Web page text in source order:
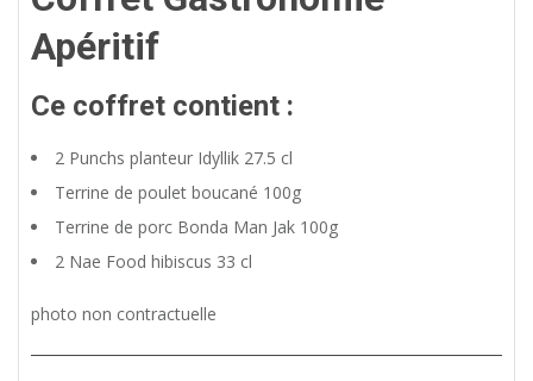
Apéritif
Ce coffret contient :
2 Punchs planteur Idyllik 27.5 cl
Terrine de poulet boucané 100g
Terrine de porc Bonda Man Jak 100g
2 Nae Food hibiscus 33 cl
photo non contractuelle